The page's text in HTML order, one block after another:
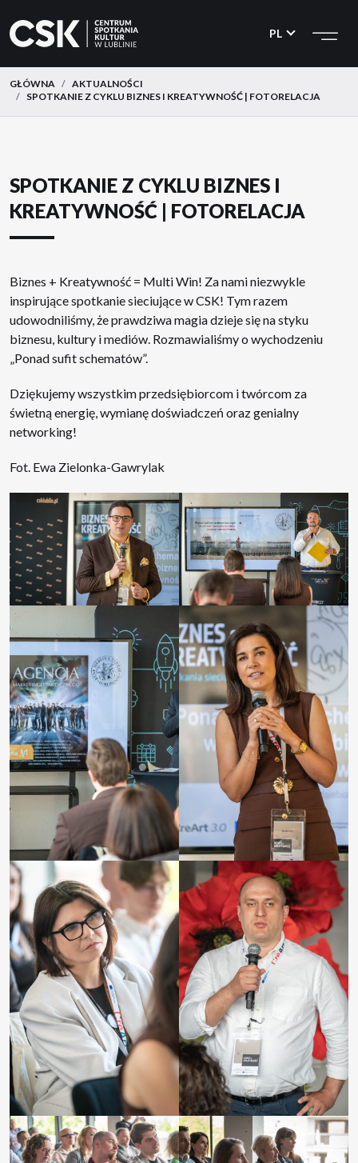
CSK
do
menu
do
treści
PL
GŁÓWNA
AKTUALNOŚCI
SPOTKANIE Z CYKLU BIZNES I KREATYWNOŚĆ | FOTORELACJA
SPOTKANIE Z CYKLU BIZNES I
KREATYWNOŚĆ | FOTORELACJA
Biznes + Kreatywność = Multi Win! Za nami niezwykle
inspirujące spotkanie sieciujące w CSK! Tym razem
udowodniliśmy, że prawdziwa magia dzieje się na styku
biznesu, kultury i mediów. Rozmawialiśmy o wychodzeniu
„Ponad sufit schematów”.
Dziękujemy wszystkim przedsiębiorcom i twórcom za
świetną energię, wymianę doświadczeń oraz genialny
networking!
Fot. Ewa Zielonka-Gawrylak